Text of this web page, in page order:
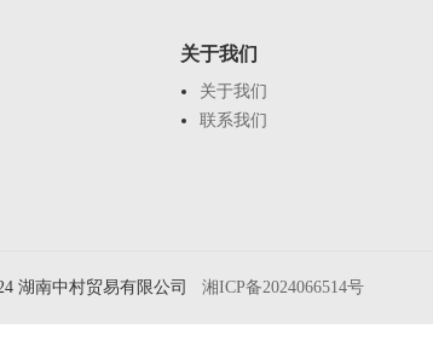
关于我们
关于我们
联系我们
湖南中村贸易有限公司 湘ICP备2024066514号